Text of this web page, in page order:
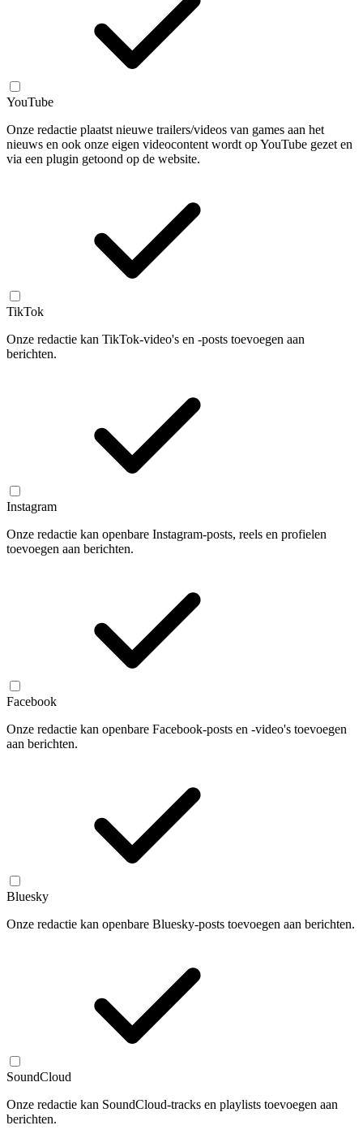
YouTube
Onze redactie plaatst nieuwe trailers/videos van games aan het
nieuws en ook onze eigen videocontent wordt op YouTube gezet en
via een plugin getoond op de website.
TikTok
Onze redactie kan TikTok-video's en -posts toevoegen aan
berichten.
Instagram
Onze redactie kan openbare Instagram-posts, reels en profielen
toevoegen aan berichten.
Facebook
Onze redactie kan openbare Facebook-posts en -video's toevoegen
aan berichten.
Bluesky
Onze redactie kan openbare Bluesky-posts toevoegen aan berichten.
SoundCloud
Onze redactie kan SoundCloud-tracks en playlists toevoegen aan
berichten.